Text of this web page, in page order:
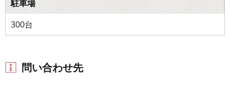
駐車場
300台
問い合わせ先